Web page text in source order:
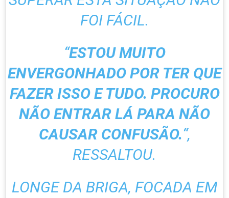
FOI FÁCIL.
“ESTOU MUITO
ENVERGONHADO POR TER QUE
FAZER ISSO E TUDO. PROCURO
NÃO ENTRAR LÁ PARA NÃO
CAUSAR CONFUSÃO.“,
RESSALTOU.
LONGE DA BRIGA, FOCADA EM